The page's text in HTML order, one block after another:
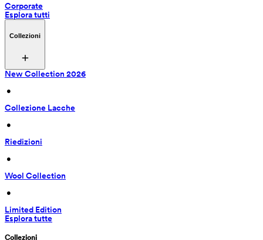
Corporate
Esplora tutti
Collezioni
New Collection 2026
•
Collezione Lacche
•
Riedizioni
•
Wool Collection
•
Limited Edition
Esplora tutte
Collezioni